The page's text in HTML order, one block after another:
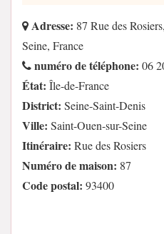
Adresse: 87 Rue des
Seine, France
numéro de téléphone: 06
État: Île-de-France
District: Seine-Saint-Denis
Ville: Saint-Ouen-sur-Seine
Itinéraire: Rue des Rosiers
Numéro de maison: 87
Code postal: 93400